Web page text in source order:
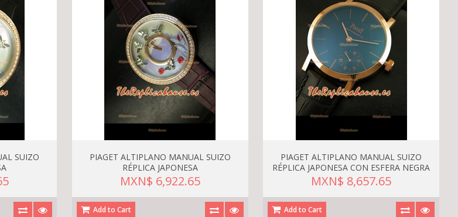
SUIZO
PIAGET ALTIPLANO MANUAL SUIZO
RÉPLICA JAPONESA
MXN$ 6,922.65
Add to Cart
PIAGET ALTIPLANO MANUAL SUIZO
RÉPLICA JAPONESA CON ESFERA NEGRA
MXN$ 8,657.65
Add to Cart